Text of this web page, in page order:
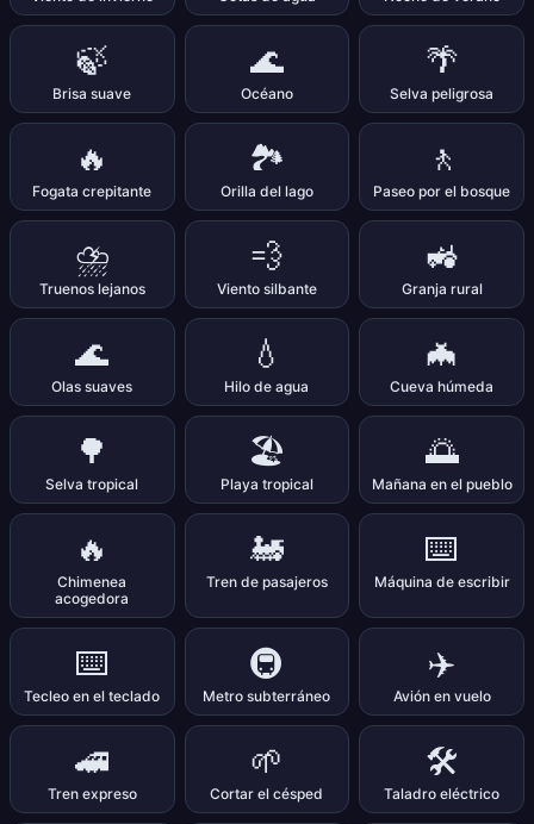
🍃
Brisa suave
🌊
Océano
🌴
Selva peligrosa
🔥
Fogata crepitante
🏞️
Orilla del lago
🚶
Paseo por el bosque
⛈️
Truenos lejanos
💨
Viento silbante
🚜
Granja rural
🌊
Olas suaves
💧
Hilo de agua
🦇
Cueva húmeda
🌳
Selva tropical
🏖️
Playa tropical
🌅
Mañana en el pueblo
🔥
Chimenea
acogedora
🚂
Tren de pasajeros
⌨️
Máquina de escribir
⌨️
Tecleo en el teclado
🚇
Metro subterráneo
✈️
Avión en vuelo
🚄
Tren expreso
🌱
Cortar el césped
🛠️
Taladro eléctrico